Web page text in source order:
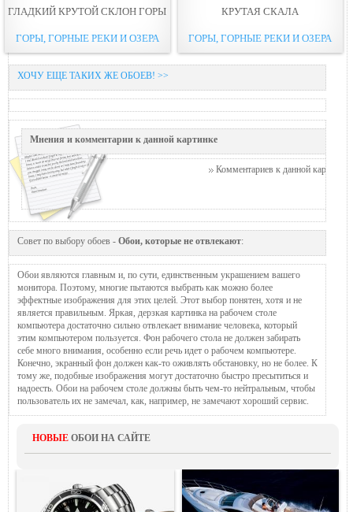
ГЛАДКИЙ КРУТОЙ СКЛОН ГОРЫ
ГОРЫ, ГОРНЫЕ РЕКИ И ОЗЕРА
КРУТАЯ СКАЛА
ГОРЫ, ГОРНЫЕ РЕКИ И ОЗЕРА
ХОЧУ ЕЩЕ ТАКИХ ЖЕ ОБОЕВ! >>
Мнения и комментарии к данной картинке
Комментариев к данной картинке
Совет по выбору обоев - Обои, которые не отвлекают:
Обои являются главным и, по сути, единственным украшением вашего
монитора. Поэтому, многие пытаются выбрать как можно более
эффектные изображения для этих целей. Этот выбор понятен, хотя и не
является правильным. Яркая, дерзкая картинка на рабочем столе
компьютера достаточно сильно отвлекает внимание человека, который
этим компьютером пользуется. Фон рабочего стола не должен забирать
себе много внимания, особенно если речь идет о рабочем компьютере.
Конечно, экранный фон должен как-то оживлять обстановку, но не более. К
тому же, подобные изображения могут достаточно быстро пресытиться и
надоесть. Обои на рабочем столе должны быть чем-то нейтральным, чтобы
пользователь их не замечал, как, например, не замечают хороший сервис.
НОВЫЕ ОБОИ НА САЙТЕ